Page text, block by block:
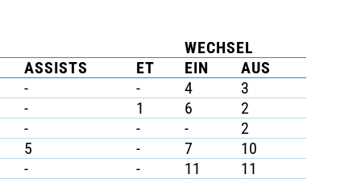
WECHSEL
ASSISTS
ET EIN
AUS
-
- 4
3
-
1 6
2
-
- -
2
5
- 7
10
-
- 11
11